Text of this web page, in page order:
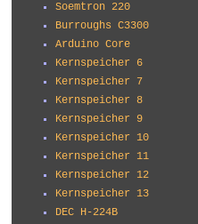
Soemtron 220
Burroughs C3300
Arduino Core
Kernspeicher 6
Kernspeicher 7
Kernspeicher 8
Kernspeicher 9
Kernspeicher 10
Kernspeicher 11
Kernspeicher 12
Kernspeicher 13
DEC H-224B